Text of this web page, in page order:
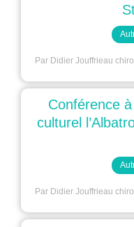
Par Didier Jouffrieau
Conférence
culturel
Par Didier Jouffrieau